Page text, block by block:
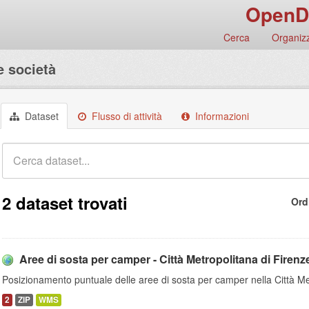
Cerca
società
Dataset Flusso di attività Informazioni
2 dataset trovati
Aree di sosta per camper - Città Metropolitana di
Posizionamento puntuale delle aree di sosta per camper nella Città
2 ZIP WMS